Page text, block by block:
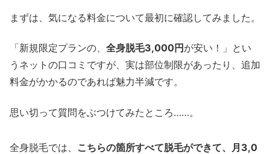
まずは、気になる料金について最初に確認してみました。
「新規限定プランの、 全身脱毛3,000円 が安い！」とい
うネットの口コミですが、実は部位制限があったり、追加
料金がかかるのであれば魅力半減です。
思い切って質問をぶつけてみたところ……。
全身脱毛では、 こちらの箇所すべて脱毛ができて、月3,0